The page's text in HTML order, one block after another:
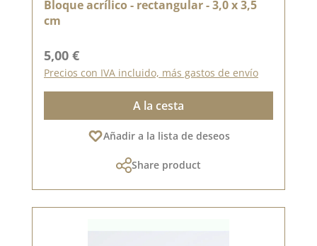
Bloque acrílico - rectangular - 3,0 x 3,5
cm
Precio normal:
5,00 €
Precios con IVA incluido, más gastos de envío
A la cesta
Añadir a la lista de deseos
Share product